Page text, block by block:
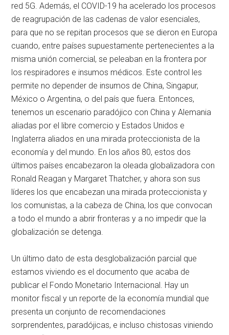
red 5G. Además, el COVID-19 ha acelerado los procesos
de reagrupación de las cadenas de valor esenciales,
para que no se repitan procesos que se dieron en Europa
cuando, entre países supuestamente pertenecientes a la
misma unión comercial, se peleaban en la frontera por
los respiradores e insumos médicos. Este control les
permite no depender de insumos de China, Singapur,
México o Argentina, o del país que fuera. Entonces,
tenemos un escenario paradójico con China y Alemania
aliadas por el libre comercio y Estados Unidos e
Inglaterra aliados en una mirada proteccionista de la
economía y del mundo. En los años 80, estos dos
últimos países encabezaron la oleada globalizadora con
Ronald Reagan y Margaret Thatcher, y ahora son sus
líderes los que encabezan una mirada proteccionista y
los comunistas, a la cabeza de China, los que convocan
a todo el mundo a abrir fronteras y a no impedir que la
globalización se detenga.
Un último dato de esta desglobalización parcial que
estamos viviendo es el documento que acaba de
publicar el Fondo Monetario Internacional. Hay un
monitor fiscal y un reporte de la economía mundial que
presenta un conjunto de recomendaciones
sorprendentes, paradójicas, e incluso chistosas viniendo